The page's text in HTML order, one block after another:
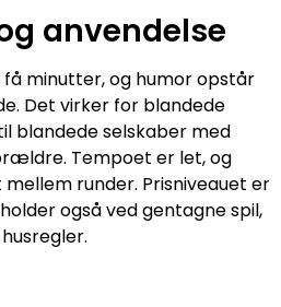
anvendelse
minutter, og humor opstår
Det virker for blandede
blandede selskaber med
Tempoet er let, og
runder. Prisniveauet er
også ved gentagne spil,